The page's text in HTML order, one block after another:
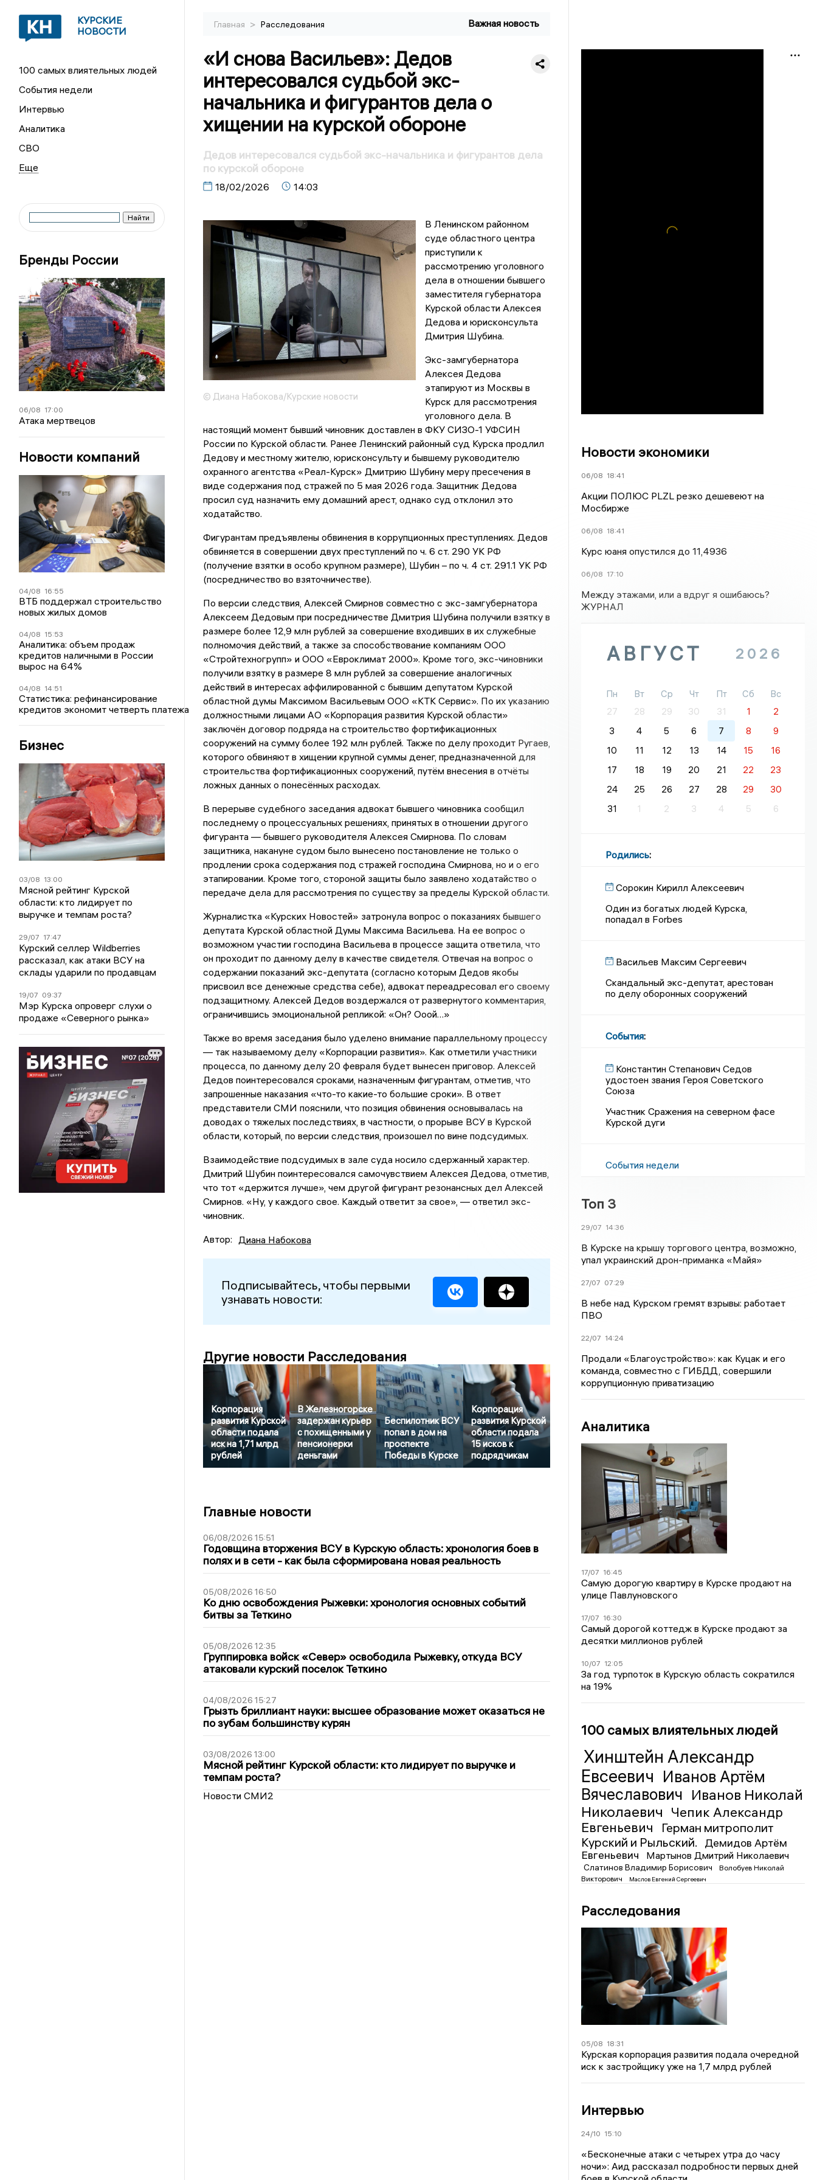
КУРСКИЕ
НОВОСТИ
100 самых влиятельных людей
События недели
Интервью
Аналитика
СВО
Бренды России
06/08 17:00
Атака мертвецов
Новости компаний
04/08 16:55
ВТБ поддержал строительство
новых жилых домов
04/08 15:53
Аналитика: объем продаж
кредитов наличными в России
вырос на 64%
04/08 14:51
Статистика: рефинансирование
кредитов экономит четверть платежа
Бизнес
03/08 13:00
Мясной рейтинг Курской
области: кто лидирует по
выручке и темпам роста?
29/07 17:47
Курский селлер Wildberries
рассказал, как атаки ВСУ на
склады ударили по продавцам
19/07 09:37
Мэр Курска опроверг слухи о
продаже «Северного рынка»
Главная > Расследования Важная новость
«И снова Васильев»: Дедов
интересовался судьбой экс-
начальника и фигурантов дела о
хищении на курской обороне
Дедов интересовался судьбой экс-начальника и фигурантов дела
по курской обороне
18/02/2026 14:03
© Диана Набокова/Курские новости
В Ленинском районном
суде областного центра
приступили к
рассмотрению уголовного
дела в отношении бывшего
заместителя губернатора
Курской области Алексея
Дедова и юрисконсульта
Дмитрия Шубина.
Экс-замгубернатора
Алексея Дедова
этапируют из Москвы в
Курск для рассмотрения
уголовного дела. В
настоящий момент бывший чиновник доставлен в ФКУ СИЗО-1 УФСИН
России по Курской области. Ранее Ленинский районный суд Курска продлил
Дедову и местному жителю, юрисконсульту и бывшему руководителю
охранного агентства «Реал-Курск» Дмитрию Шубину меру пресечения в
виде содержания под стражей по 5 мая 2026 года. Защитник Дедова
просил суд назначить ему домашний арест, однако суд отклонил это
ходатайство.
Фигурантам предъявлены обвинения в коррупционных преступлениях. Дедов
обвиняется в совершении двух преступлений по ч. 6 ст. 290 УК РФ
(получение взятки в особо крупном размере), Шубин – по ч. 4 ст. 291.1 УК РФ
(посредничество во взяточничестве).
По версии следствия, Алексей Смирнов совместно с экс-замгубернатора
Алексеем Дедовым при посредничестве Дмитрия Шубина получили взятку в
размере более 12,9 млн рублей за совершение входивших в их служебные
полномочия действий, а также за способствование компаниям ООО
«Стройтехногрупп» и ООО «Евроклимат 2000». Кроме того, экс-чиновники
получили взятку в размере 8 млн рублей за совершение аналогичных
действий в интересах аффилированной с бывшим депутатом Курской
областной думы Максимом Васильевым ООО «КТК Сервис». По их указанию
должностными лицами АО «Корпорация развития Курской области»
заключён договор подряда на строительство фортификационных
сооружений на сумму более 192 млн рублей. Также по делу проходит Ругаев,
которого обвиняют в хищении крупной суммы денег, предназначенной для
строительства фортификационных сооружений, путём внесения в отчёты
ложных данных о понесённых расходах.
В перерыве судебного заседания адвокат бывшего чиновника сообщил
последнему о процессуальных решениях, принятых в отношении другого
фигуранта — бывшего руководителя Алексея Смирнова. По словам
защитника, накануне судом было вынесено постановление не только о
продлении срока содержания под стражей господина Смирнова, но и о его
этапировании. Кроме того, стороной защиты было заявлено ходатайство о
передаче дела для рассмотрения по существу за пределы Курской области.
Журналистка «Курских Новостей» затронула вопрос о показаниях бывшего
депутата Курской областной Думы Максима Васильева. На ее вопрос о
возможном участии господина Васильева в процессе защита ответила, что
он проходит по данному делу в качестве свидетеля. Отвечая на вопрос о
содержании показаний экс-депутата (согласно которым Дедов якобы
присвоил все денежные средства себе), адвокат переадресовал его своему
подзащитному. Алексей Дедов воздержался от развернутого комментария,
ограничившись эмоциональной репликой: «Он? Ооой…»
Также во время заседания было уделено внимание параллельному процессу
— так называемому делу «Корпорации развития». Как отметили участники
процесса, по данному делу 20 февраля будет вынесен приговор. Алексей
Дедов поинтересовался сроками, назначенным фигурантам, отметив, что
запрошенные наказания «что-то какие-то большие сроки». В ответ
представители СМИ пояснили, что позиция обвинения основывалась на
доводах о тяжелых последствиях, в частности, о прорыве ВСУ в Курской
области, который, по версии следствия, произошел по вине подсудимых.
Взаимодействие подсудимых в зале суда носило сдержанный характер.
Дмитрий Шубин поинтересовался самочувствием Алексея Дедова, отметив,
что тот «держится лучше», чем другой фигурант резонансных дел Алексей
Смирнов. «Ну, у каждого свое. Каждый ответит за свое», — ответил экс-
чиновник.
Автор: Диана Набокова
Подписывайтесь, чтобы первыми
узнавать новости:
Другие новости Расследования
Корпорация
развития Курской
области подала
иск на 1,71 млрд
рублей
В Железногорске
задержан курьер
с похищенными у
пенсионерки
деньгами
Беспилотник ВСУ
попал в дом на
проспекте
Победы в Курске
Корпорация
развития Курской
области подала
15 исков к
подрядчикам
Главные новости
06/08/2026 15:51
Годовщина вторжения ВСУ в Курскую область: хронология боев в
полях и в сети - как была сформирована новая реальность
05/08/2026 16:50
Ко дню освобождения Рыжевки: хронология основных событий
битвы за Теткино
05/08/2026 12:35
Группировка войск «Север» освободила Рыжевку, откуда ВСУ
атаковали курский поселок Теткино
04/08/2026 15:27
Грызть бриллиант науки: высшее образование может оказаться не
по зубам большинству курян
03/08/2026 13:00
Мясной рейтинг Курской области: кто лидирует по выручке и
темпам роста?
Новости СМИ2
Новости экономики
06/08 18:41
Акции ПОЛЮС PLZL резко дешевеют на
Мосбирже
06/08 18:41
Курс юаня опустился до 11,4936
06/08 17:10
Между этажами, или а вдруг я ошибаюсь?
ЖУРНАЛ
АВГУСТ 2026
Пн Вт Ср Чт Пт Сб
Вс
27
28 29 30 31 1
2
3
4 5 6 7 8
9
10
11 12 13 14 15
16
17
18 19 20 21 22
23
24
25 26 27 28 29
30
31
1 2 3 4 5 6
Родились:
Сорокин Кирилл Алексеевич
Один из богатых людей Курска,
попадал в Forbes
Васильев Максим Сергеевич
Скандальный экс-депутат, арестован
по делу оборонных сооружений
События:
Константин Степанович Седов
удостоен звания Героя Советского
Союза
Участник Сражения на северном фасе
Курской дуги
События недели
Топ 3
29/07 14:36
В Курске на крышу торгового центра, возможно,
упал украинский дрон-приманка «Майя»
27/07 07:29
В небе над Курском гремят взрывы: работает
ПВО
22/07 14:24
Продали «Благоустройство»: как Куцак и его
команда, совместно с ГИБДД, совершили
коррупционную приватизацию
Аналитика
17/07 16:45
Самую дорогую квартиру в Курске продают на
улице Павлуновского
17/07 16:30
Самый дорогой коттедж в Курске продают за
десятки миллионов рублей
10/07 12:05
За год турпоток в Курскую область сократился
на 19%
100 самых влиятельных людей
Хинштейн Александр
Евсеевич Иванов Артём
Вячеславович Иванов Николай
Николаевич Чепик Александр
Евгеньевич
Герман митрополит
Курский и Рыльский.
Демидов Артём
Евгеньевич
Мартынов Дмитрий Николаевич
Слатинов Владимир Борисович
Волобуев Николай
Викторович
Маслов Евгений Сергеевич
Расследования
05/08 18:31
Курская корпорация развития подала очередной
иск к застройщику уже на 1,7 млрд рублей
Интервью
24/10 15:10
«Бесконечные атаки с четырех утра до часу
ночи»: Аид рассказал подробности первых дней